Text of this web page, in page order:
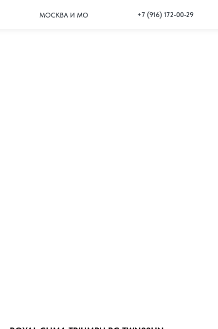
МОСКВА И МО +7 (916) 172-00-29